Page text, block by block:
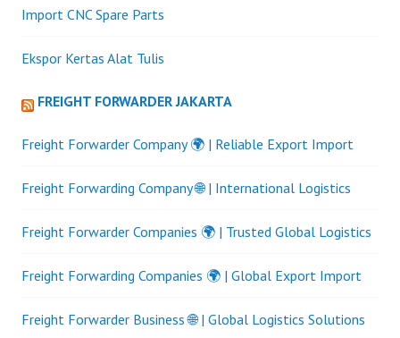
Import CNC Spare Parts
Ekspor Kertas Alat Tulis
FREIGHT FORWARDER JAKARTA
Freight Forwarder Company 🌍 | Reliable Export Import
Freight Forwarding Company 🌐 | International Logistics
Freight Forwarder Companies 🌍 | Trusted Global Logistics
Freight Forwarding Companies 🌍 | Global Export Import
Freight Forwarder Business 🌐 | Global Logistics Solutions